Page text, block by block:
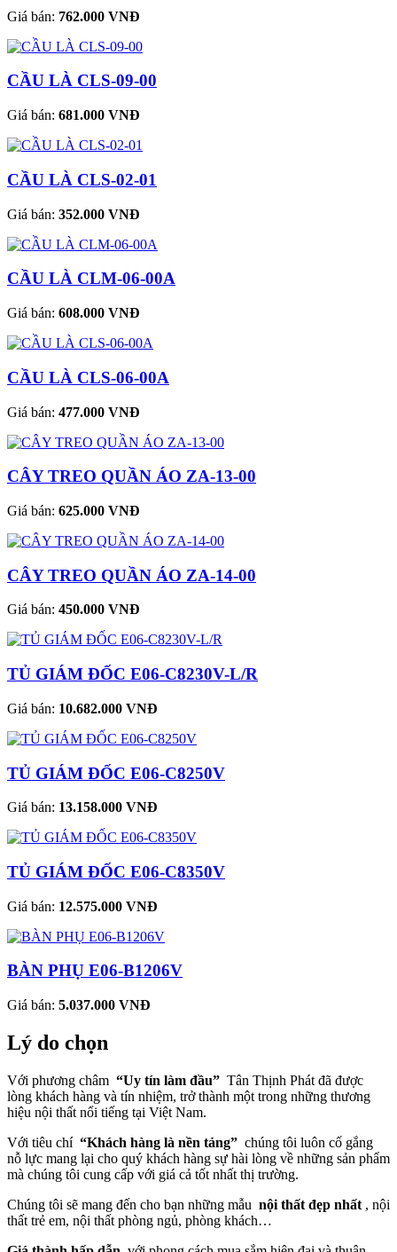
Giá bán: 762.000 VNĐ
CẦU LÀ CLS-09-00
Giá bán: 681.000 VNĐ
CẦU LÀ CLS-02-01
Giá bán: 352.000 VNĐ
CẦU LÀ CLM-06-00A
Giá bán: 608.000 VNĐ
CẦU LÀ CLS-06-00A
Giá bán: 477.000 VNĐ
CÂY TREO QUẦN ÁO ZA-13-00
Giá bán: 625.000 VNĐ
CÂY TREO QUẦN ÁO ZA-14-00
Giá bán: 450.000 VNĐ
TỦ GIÁM ĐỐC E06-C8230V-L/R
Giá bán: 10.682.000 VNĐ
TỦ GIÁM ĐỐC E06-C8250V
Giá bán: 13.158.000 VNĐ
TỦ GIÁM ĐỐC E06-C8350V
Giá bán: 12.575.000 VNĐ
BÀN PHỤ E06-B1206V
Giá bán: 5.037.000 VNĐ
Lý do chọn
Với phương châm “Uy tín làm đầu” Tân Thịnh Phát đã được
lòng khách hàng và tín nhiệm, trở thành một trong những thương
hiệu nội thất nổi tiếng tại Việt Nam.
Với tiêu chí “Khách hàng là nền tảng” chúng tôi luôn cố gắng
nỗ lực mang lại cho quý khách hàng sự hài lòng về những sản phẩm
mà chúng tôi cung cấp với giá cả tốt nhất thị trường.
Chúng tôi sẽ mang đến cho bạn những mẫu nội thất đẹp nhất , nội
thất trẻ em, nội thất phòng ngủ, phòng khách…